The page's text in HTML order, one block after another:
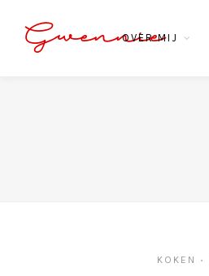
Gwennie
OVER MIJ
KOKEN •